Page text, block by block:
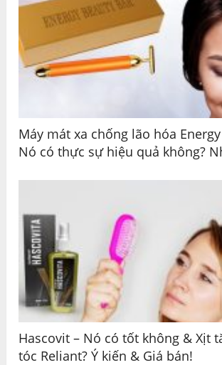
Máy mát xa chống lão hóa
Nó có thực sự hiệu quả không?
Hascovit – Nó có tốt không & Xịt
tóc Reliant? Ý kiến & Giá bán!